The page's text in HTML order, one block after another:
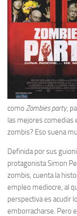
como Zombies party,
las mejores comedias
zombis? Eso suena
Definida por sus
protagonista Simon
zombis, cuenta la
empleo mediocre, al
perspectiva es acudir
emborracharse. Pero